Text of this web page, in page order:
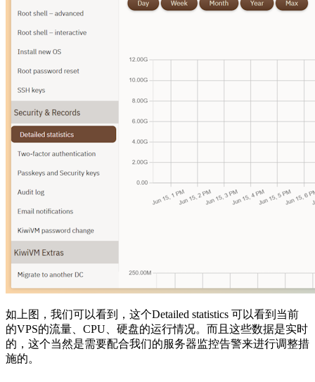
如上图，我们可以看到，这个Detailed statistics 可以看到当前
的VPS的流量、CPU、硬盘的运行情况。而且这些数据是实时
的，这个当然是需要配合我们的服务器监控告警来进行调整措
施的。